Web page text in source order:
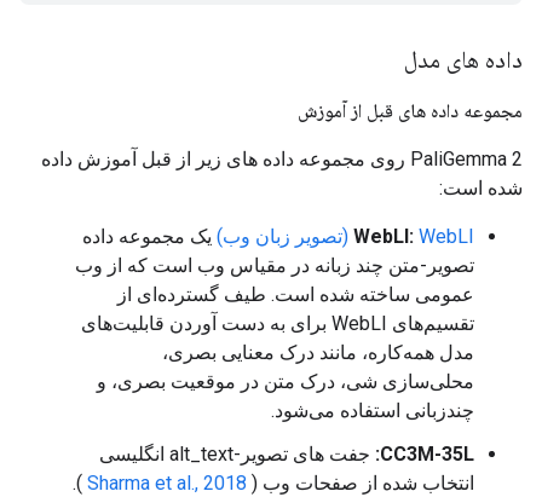
داده های مدل
مجموعه داده های قبل از آموزش
PaliGemma 2 روی مجموعه داده های زیر از قبل آموزش داده
شده است:
WebLI: WebLI (تصویر زبان وب)
یک مجموعه داده
تصویر-متن چند زبانه در مقیاس وب است که از وب
عمومی ساخته شده است. طیف گسترده‌ای از
تقسیم‌های WebLI برای به دست آوردن قابلیت‌های
مدل همه‌کاره، مانند درک معنایی بصری،
محلی‌سازی شی، درک متن در موقعیت بصری، و
چندزبانی استفاده می‌شود.
CC3M-35L:
جفت های تصویر-alt_text انگلیسی
انتخاب شده از صفحات وب ( Sharma et al., 2018
).